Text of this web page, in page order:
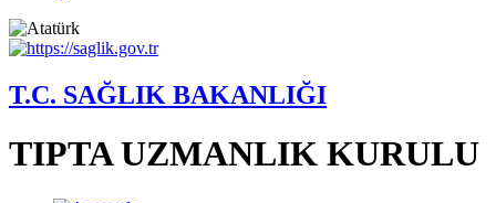
T.C. SAĞLIK BAKANLIĞI
TIPTA UZMANLIK KURULU